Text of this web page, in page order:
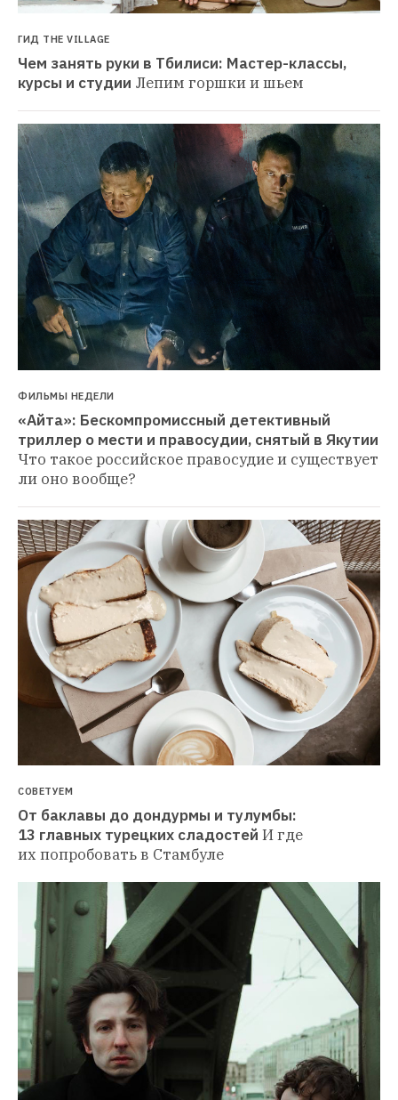
ГИД THE VILLAGE
Чем занять руки в Тбилиси: Мастер-классы,
курсы и студии Лепим горшки и шьем
ФИЛЬМЫ НЕДЕЛИ
«Айта»: Бескомпромиссный детективный
триллер о мести и правосудии, снятый в Якутии
Что такое российское правосудие и существует
ли оно вообще?
СОВЕТУЕМ
От баклавы до дондурмы и тулумбы:
13 главных турецких сладостей И где
их попробовать в Стамбуле